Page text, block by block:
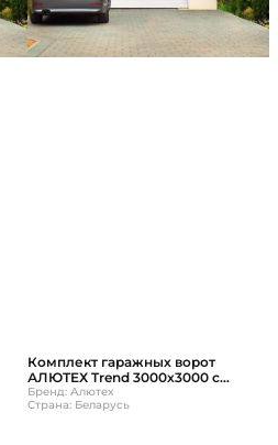
Комплект гаражных ворот
АЛЮТЕХ Trend 3000х3000 с
ручным управлением
Бренд: Алютех
Страна: Беларусь